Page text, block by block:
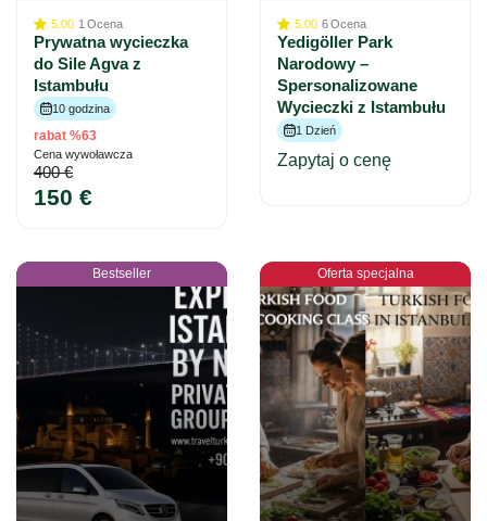
5.00 1 Ocena
Prywatna wycieczka
do Sile Agva z
Istambułu
10 godzina
rabat %63
Cena wywoławcza
400 €
150 €
5.00 6Ocena
Yedigöller Park
Narodowy –
Spersonalizowane
Wycieczki z Istambułu
1 Dzień
Zapytaj o cenę
Bestseller Oferta specjalna